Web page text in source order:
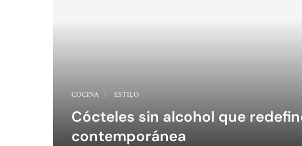
COCINA ESTILO
Cócteles sin alcohol que
contemporánea